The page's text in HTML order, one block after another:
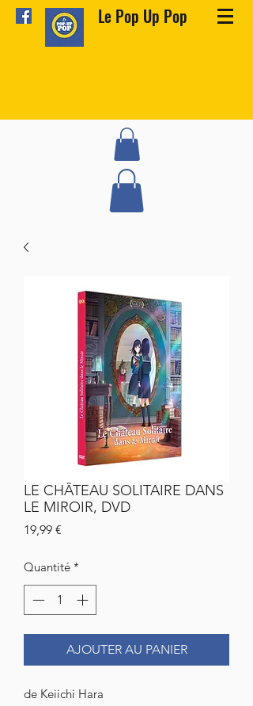
Le Pop Up Pop
LE CHÂTEAU SOLITAIRE DANS
LE MIROIR, DVD
19,99 €
Quantité *
AJOUTER AU PANIER
de Keiichi Hara